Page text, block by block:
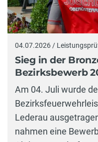
04.07.2026 /
Sieg in der
Bezirksbewerb
Am 04. Juli wurde
Lederau
nahmen eine